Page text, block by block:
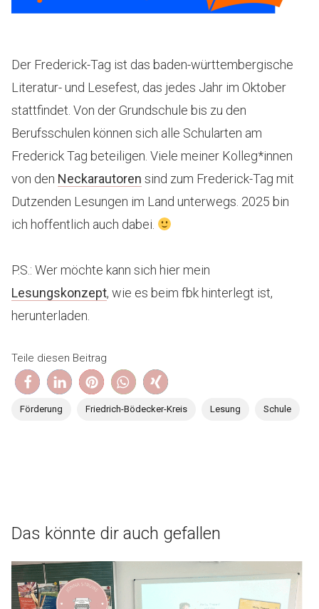
Der Frederick-Tag ist das baden-württembergische
Literatur- und Lesefest, das jedes Jahr im Oktober
stattfindet. Von der Grundschule bis zu den
Berufsschulen können sich alle Schularten am
Frederick Tag beteiligen. Viele meiner Kolleg*innen
von den Neckarautoren sind zum Frederick-Tag mit
Dutzenden Lesungen im Land unterwegs. 2025 bin
ich hoffentlich auch dabei.
P.S.: Wer möchte kann sich hier mein
Lesungskonzept, wie es beim fbk hinterlegt ist,
herunterladen.
Teile diesen Beitrag
Förderung Friedrich-Bödecker-Kreis Lesung Schule
Das könnte dir auch gefallen